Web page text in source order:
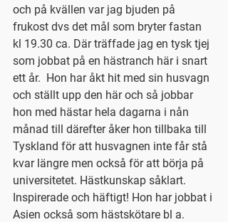
och på kvällen var jag bjuden på
frukost dvs det mål som bryter fastan
kl 19.30 ca. Där träffade jag en tysk tjej
som jobbat på en hästranch här i snart
ett år.  Hon har åkt hit med sin husvagn
och ställt upp den här och så jobbar
hon med hästar hela dagarna i nån
månad till därefter åker hon tillbaka till
Tyskland för att husvagnen inte får stå
kvar längre men också för att börja på
universitetet. Hästkunskap såklart.
Inspirerade och häftigt! Hon har jobbat i
Asien också som hästskötare bl a.